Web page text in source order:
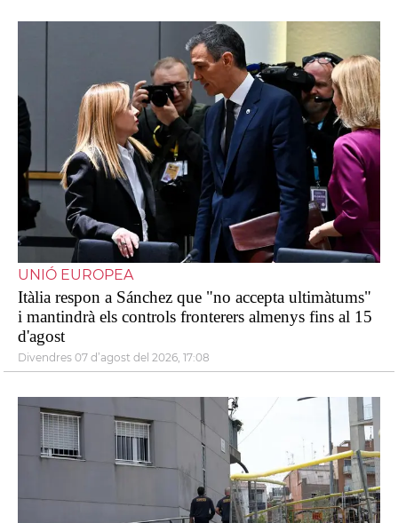
UNIÓ EUROPEA
Itàlia respon a Sánchez que "no accepta ultimàtums"
i mantindrà els controls fronterers almenys fins al 15
d'agost
divendres 07 d’agost del 2026, 17:08